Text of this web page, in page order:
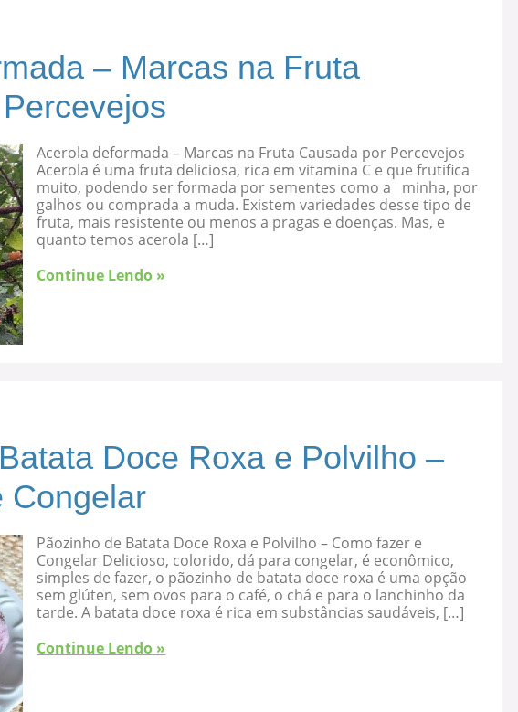
– Marcas na Fruta
Acerola deformada – Marcas na Fruta Causada por Percevejos
Acerola é uma fruta deliciosa, rica em vitamina C e que frutifica
muito, podendo ser formada por sementes como a minha, por
galhos ou comprada a muda. Existem variedades desse tipo de
fruta, mais resistente ou menos a pragas e doenças. Mas, e
quanto temos acerola […]
Continue Lendo »
Doce Roxa e Polvilho –
Congelar
Pãozinho de Batata Doce Roxa e Polvilho – Como fazer e
Congelar Delicioso, colorido, dá para congelar, é econômico,
simples de fazer, o pãozinho de batata doce roxa é uma opção
sem glúten, sem ovos para o café, o chá e para o lanchinho da
tarde. A batata doce roxa é rica em substâncias saudáveis, […]
Continue Lendo »